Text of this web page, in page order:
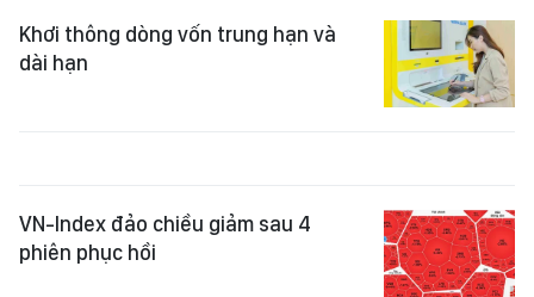
Khơi thông dòng vốn trung hạn và
dài hạn
VN-Index đảo chiều giảm sau 4
phiên phục hồi